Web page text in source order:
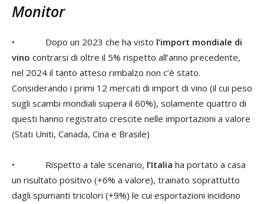
Monitor
• Dopo un 2023 che ha visto l’import mondiale di
vino contrarsi di oltre il 5% rispetto all’anno precedente,
nel 2024 il tanto atteso rimbalzo non c’è stato.
Considerando i primi 12 mercati di import di vino (il cui peso
sugli scambi mondiali supera il 60%), solamente quattro di
questi hanno registrato crescite nelle importazioni a valore
(Stati Uniti, Canada, Cina e Brasile)
• Rispetto a tale scenario, l’Italia ha portato a casa
un risultato positivo (+6% a valore), trainato soprattutto
dagli spumanti tricolori (+9%) le cui esportazioni incidono